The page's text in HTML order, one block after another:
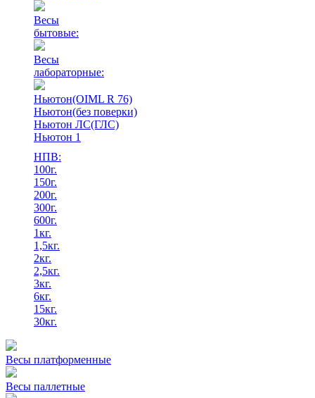
Весы
бытовые:
Весы
лабораторные:
Ньютон(OIML R 76)
Ньютон(без поверки)
Ньютон ЛС(ГЛС)
Ньютон 1
НПВ:
100г.
150г.
200г.
300г.
600г.
1кг.
1,5кг.
2кг.
2,5кг.
3кг.
6кг.
15кг.
30кг.
Весы платформенные
Весы паллетные